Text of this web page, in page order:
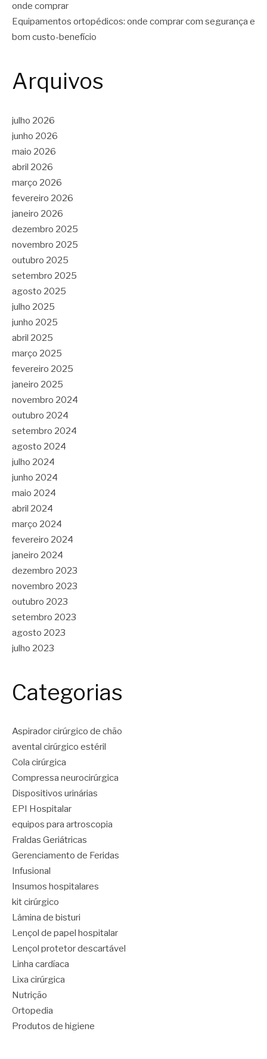
onde comprar
Equipamentos ortopédicos: onde comprar com segurança e
bom custo-benefício
Arquivos
julho 2026
junho 2026
maio 2026
abril 2026
março 2026
fevereiro 2026
janeiro 2026
dezembro 2025
novembro 2025
outubro 2025
setembro 2025
agosto 2025
julho 2025
junho 2025
abril 2025
março 2025
fevereiro 2025
janeiro 2025
novembro 2024
outubro 2024
setembro 2024
agosto 2024
julho 2024
junho 2024
maio 2024
abril 2024
março 2024
fevereiro 2024
janeiro 2024
dezembro 2023
novembro 2023
outubro 2023
setembro 2023
agosto 2023
julho 2023
Categorias
Aspirador cirúrgico de chão
avental cirúrgico estéril
Cola cirúrgica
Compressa neurocirúrgica
Dispositivos urinárias
EPI Hospitalar
equipos para artroscopia
Fraldas Geriátricas
Gerenciamento de Feridas
Infusional
Insumos hospitalares
kit cirúrgico
Lâmina de bisturi
Lençol de papel hospitalar
Lençol protetor descartável
Linha cardíaca
Lixa cirúrgica
Nutrição
Ortopedia
Produtos de higiene